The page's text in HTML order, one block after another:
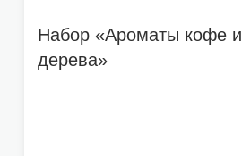
Набор «Ароматы кофе и
дерева»